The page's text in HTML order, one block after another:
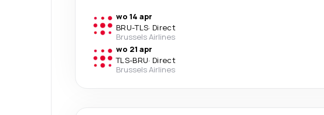
wo 14 apr
BRU-TLS· Direct
Brussels Airlines
wo 21 apr
TLS-BRU· Direct
Brussels Airlines